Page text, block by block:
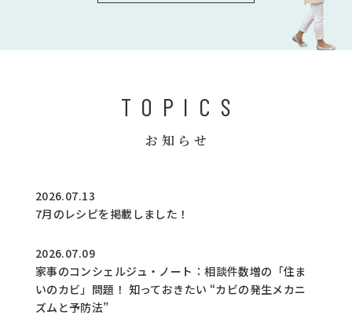
TOPICS
お知らせ
2026.07.13
7月のレシピを掲載しました！
2026.07.09
家事のコンシェルジュ・ノート：相談件数増の「住ま
いのカビ」問題！ 知っておきたい “カビの発生メカニ
ズムと予防法”